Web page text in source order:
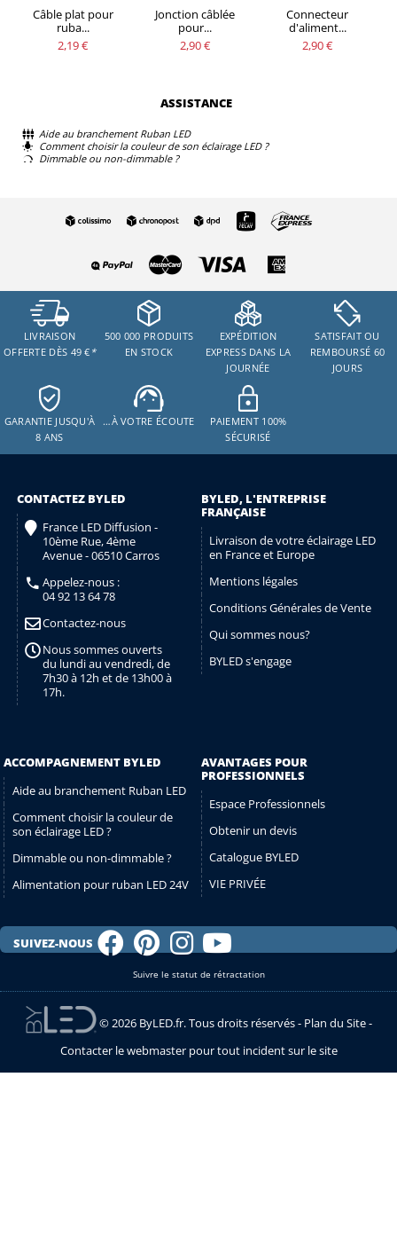
Câble plat pour
ruba...
2,19 €
Jonction câblée
pour...
2,90 €
Connecteur
d'aliment...
2,90 €
ASSISTANCE
Aide au branchement Ruban LED
Comment choisir la couleur de son éclairage LED ?
Dimmable ou non-dimmable ?
LIVRAISON
OFFERTE DÈS 49 € *
500 000 PRODUITS
EN STOCK
EXPÉDITION
EXPRESS DANS LA
JOURNÉE
SATISFAIT OU
REMBOURSÉ 60
JOURS
GARANTIE JUSQU'À
8 ANS
…À VOTRE ÉCOUTE
PAIEMENT 100%
SÉCURISÉ
CONTACTEZ BYLED
France LED Diffusion -
10ème Rue, 4ème
Avenue - 06510 Carros
Appelez-nous :
04 92 13 64 78
Contactez-nous
Nous sommes ouverts
du lundi au vendredi, de
7h30 à 12h et de 13h00 à
17h.
BYLED, L'ENTREPRISE
FRANÇAISE
Livraison de votre éclairage LED
en France et Europe
Mentions légales
Conditions Générales de Vente
Qui sommes nous?
BYLED s'engage
ACCOMPAGNEMENT BYLED
Aide au branchement Ruban LED
Comment choisir la couleur de
son éclairage LED ?
Dimmable ou non-dimmable ?
Alimentation pour ruban LED 24V
AVANTAGES POUR
PROFESSIONNELS
Espace Professionnels
Obtenir un devis
Catalogue BYLED
VIE PRIVÉE
SUIVEZ-NOUS
Suivre le statut de rétractation
© 2026 ByLED.fr. Tous droits réservés - Plan du Site-
Contacter le webmaster pour tout incident sur le site